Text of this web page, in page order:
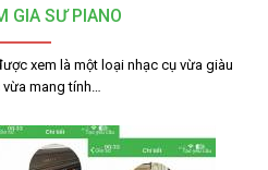
GIA SƯ PIANO
xem là một loại nhạc cụ vừa giàu
vừa mang tính…